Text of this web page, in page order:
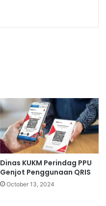
Dinas KUKM Perindag PPU
Genjot Penggunaan QRIS
October 13, 2024